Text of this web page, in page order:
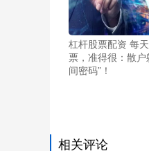
杠杆股票配资 每
票，准得很：散
间密码”！
相关评论